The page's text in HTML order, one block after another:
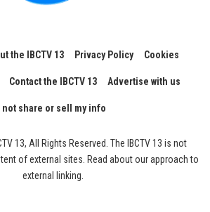
the IBCTV 13 Privacy Policy Cookies
Contact the IBCTV 13 Advertise with us
not share or sell my info
13, All Rights Reserved. The IBCTV 13 is not
of external sites. Read about our approach to
external linking.